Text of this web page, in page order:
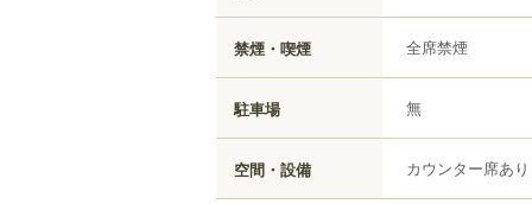
禁煙・喫煙 全席禁煙
駐車場 無
空間・設備 カウンター席あり